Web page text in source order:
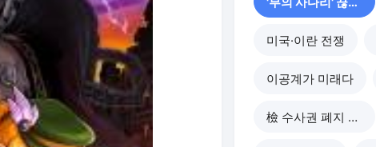
미국·이란 전쟁
이공계가 미래다
檢 수사권 폐지 후폭풍